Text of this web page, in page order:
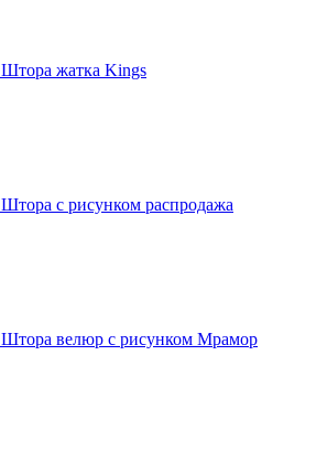
Штора жатка Kings
Штора с рисунком распродажа
Штора велюр с рисунком Мрамор